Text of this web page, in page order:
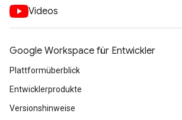
Videos
Google Workspace für Entwickler
Plattformüberblick
Entwicklerprodukte
Versionshinweise